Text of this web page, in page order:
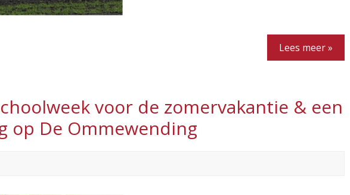
Lees meer »
voor de zomervakantie & een
op De Ommewending